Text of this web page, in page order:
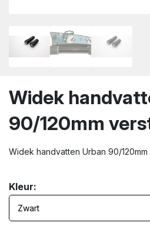
Widek
90/120mm
Widek handvatten Urban 90/
Kleur: